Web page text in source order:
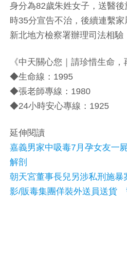
身分為82歲朱姓女子，送醫
時35分宣告不治，後續連繫
新北地方檢察署辦理司法相驗
《中天關心您｜請珍惜生命，
◆生命線：1995
◆張老師專線：1980
◆24小時安心專線：1925
延伸閱讀
嘉義男家中吸毒7月孕女友一
解剖
朝天宮董事長兒另涉私刑施
影/販毒集團佯裝外送員送貨